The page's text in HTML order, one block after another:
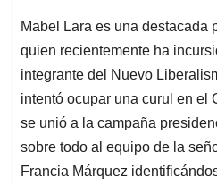
Mabel Lara es una destacada
quien recientemente ha
integrante del Nuevo
intentó ocupar una curul en el
se unió a la campaña
sobre todo al equipo de la
Francia Márquez